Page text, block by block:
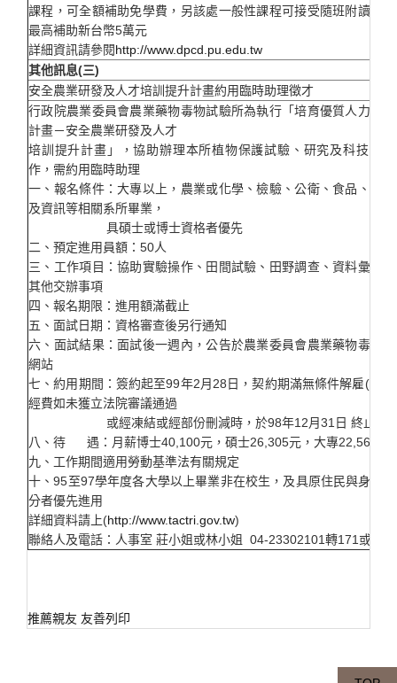
課程，可全額補助免學費，另該處一般性課程可接受隨班附讀，
最高補助新台幣5萬元
詳細資訊請參閱http://www.dpcd.pu.edu.tw
其他訊息(三)
安全農業研發及人才培訓提升計畫約用臨時助理徵才
行政院農業委員會農業藥物毒物試驗所為執行「培育優質人力促
計畫－安全農業研發及人才
培訓提升計畫」，協助辦理本所植物保護試驗、研究及科技行
作，需約用臨時助理
一、報名條件：大專以上，農業或化學、檢驗、公衛、食品、生
及資訊等相關系所畢業，
具碩士或博士資格者優先
二、預定進用員額：50人
三、工作項目：協助實驗操作、田間試驗、田野調查、資料彙整
其他交辦事項
四、報名期限：進用額滿截止
五、面試日期：資格審查後另行通知
六、面試結果：面試後一週內，公告於農業委員會農業藥物毒物
網站
七、約用期間：簽約起至99年2月28日，契約期滿無條件解雇(99
經費如未獲立法院審議通過
或經凍結或經部份刪減時，於98年12月31日 終止契
八、待 遇：月薪博士40,100元，碩士26,305元，大專22,567元
九、工作期間適用勞動基準法有關規定
十、95至97學年度各大學以上畢業非在校生，及具原住民與身心
分者優先進用
詳細資料請上(http://www.tactri.gov.tw)
聯絡人及電話：人事室 莊小姐或林小姐 04-23302101轉171或170
推薦親友 友善列印